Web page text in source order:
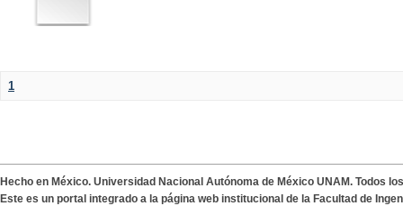
1
Hecho en México. Universidad Nacional Autónoma de México UNAM. Todos
Este es un portal integrado a la página web institucional de la Facultad de